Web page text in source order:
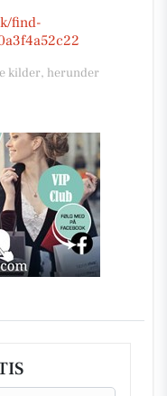
find-
kilder, herunder